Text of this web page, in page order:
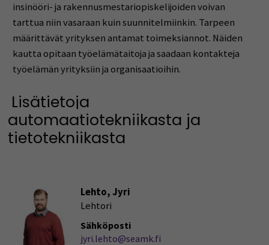
insinööri- ja rakennusmestariopiskelijoiden voivan
tarttua niin vasaraan kuin suunnitelmiinkin. Tarpeen
määrittävät yrityksen antamat toimeksiannot. Näiden
kautta opitaan työelämätaitoja ja saadaan kontakteja
työelämän yrityksiin ja organisaatioihin.
Lisätietoja
automaatiotekniikasta ja
tietotekniikasta
Lehto, Jyri
Lehtori
Sähköposti
jyri.lehto@seamk.fi